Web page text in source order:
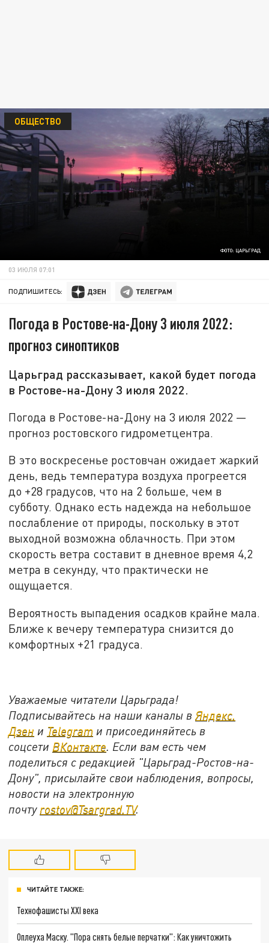
ФОТО: ЦАРЬГРАД
ОБЩЕСТВО
03 ИЮЛЯ 07:01
ПОДПИШИТЕСЬ:
Погода в Ростове-на-Дону 3 июля 2022:
прогноз синоптиков
Царьград рассказывает, какой будет погода
в Ростове-на-Дону 3 июля 2022.
Погода в Ростове-на-Дону на 3 июля 2022 —
прогноз ростовского гидрометцентра.
В это воскресенье ростовчан ожидает жаркий
день, ведь температура воздуха прогреется
до +28 градусов, что на 2 больше, чем в
субботу. Однако есть надежда на небольшое
послабление от природы, поскольку в этот
выходной возможна облачность. При этом
скорость ветра составит в дневное время 4,2
метра в секунду, что практически не
ощущается.
Вероятность выпадения осадков крайне мала.
Ближе к вечеру температура снизится до
комфортных +21 градуса.
Уважаемые читатели Царьграда!
Подписывайтесь на наши каналы в Яндекс.
Дзен и Telegram и присоединяйтесь в
соцсети ВКонтакте . Если вам есть чем
поделиться с редакцией "Царьград-Ростов-на-
Дону", присылайте свои наблюдения, вопросы,
новости на электронную
почту rostov@Tsargrad.ТV.
ЧИТАЙТЕ ТАКЖЕ:
Технофашисты XXI века
Оплеуха Маску. "Пора снять белые перчатки": Как уничтожить